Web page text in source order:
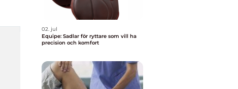
02. jul
Equipe: Sadlar för ryttare som vill ha
precision och komfort